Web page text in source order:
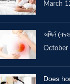
March
অজির্ন
October
Does